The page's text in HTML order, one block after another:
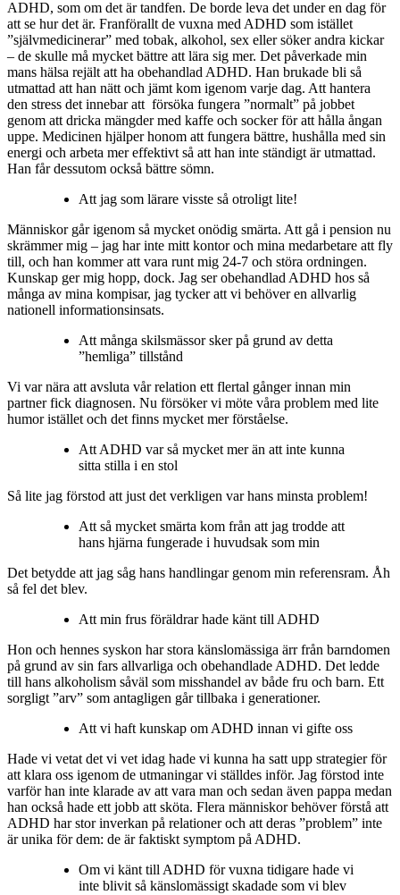
ADHD, som om det är tandfen. De borde leva det under en dag för
att se hur det är. Franförallt de vuxna med ADHD som istället
”självmedicinerar” med tobak, alkohol, sex eller söker andra kickar
– de skulle må mycket bättre att lära sig mer. Det påverkade min
mans hälsa rejält att ha obehandlad ADHD. Han brukade bli så
utmattad att han nätt och jämt kom igenom varje dag. Att hantera
den stress det innebar att försöka fungera ”normalt” på jobbet
genom att dricka mängder med kaffe och socker för att hålla ångan
uppe. Medicinen hjälper honom att fungera bättre, hushålla med sin
energi och arbeta mer effektivt så att han inte ständigt är utmattad.
Han får dessutom också bättre sömn.
Att jag som lärare visste så otroligt lite!
Människor går igenom så mycket onödig smärta. Att gå i pension nu
skrämmer mig – jag har inte mitt kontor och mina medarbetare att fly
till, och han kommer att vara runt mig 24-7 och störa ordningen.
Kunskap ger mig hopp, dock. Jag ser obehandlad ADHD hos så
många av mina kompisar, jag tycker att vi behöver en allvarlig
nationell informationsinsats.
Att många skilsmässor sker på grund av detta
”hemliga” tillstånd
Vi var nära att avsluta vår relation ett flertal gånger innan min
partner fick diagnosen. Nu försöker vi möte våra problem med lite
humor istället och det finns mycket mer förståelse.
Att ADHD var så mycket mer än att inte kunna
sitta stilla i en stol
Så lite jag förstod att just det verkligen var hans minsta problem!
Att så mycket smärta kom från att jag trodde att
hans hjärna fungerade i huvudsak som min
Det betydde att jag såg hans handlingar genom min referensram. Åh
så fel det blev.
Att min frus föräldrar hade känt till ADHD
Hon och hennes syskon har stora känslomässiga ärr från barndomen
på grund av sin fars allvarliga och obehandlade ADHD. Det ledde
till hans alkoholism såväl som misshandel av både fru och barn. Ett
sorgligt ”arv” som antagligen går tillbaka i generationer.
Att vi haft kunskap om ADHD innan vi gifte oss
Hade vi vetat det vi vet idag hade vi kunna ha satt upp strategier för
att klara oss igenom de utmaningar vi ställdes inför. Jag förstod inte
varför han inte klarade av att vara man och sedan även pappa medan
han också hade ett jobb att sköta. Flera människor behöver förstå att
ADHD har stor inverkan på relationer och att deras ”problem” inte
är unika för dem: de är faktiskt symptom på ADHD.
Om vi känt till ADHD för vuxna tidigare hade vi
inte blivit så känslomässigt skadade som vi blev